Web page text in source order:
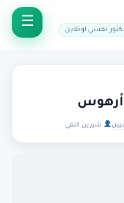
نفسي اونلاين
شيرين التقي